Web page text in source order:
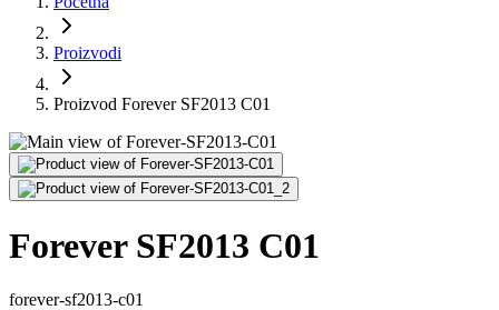
Proizvodi
Proizvod Forever SF2013 C01
Forever SF2013 C01
forever-sf2013-c01